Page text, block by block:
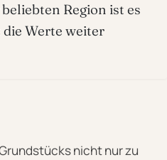
Region ist es
Werte weiter
nicht nur zu